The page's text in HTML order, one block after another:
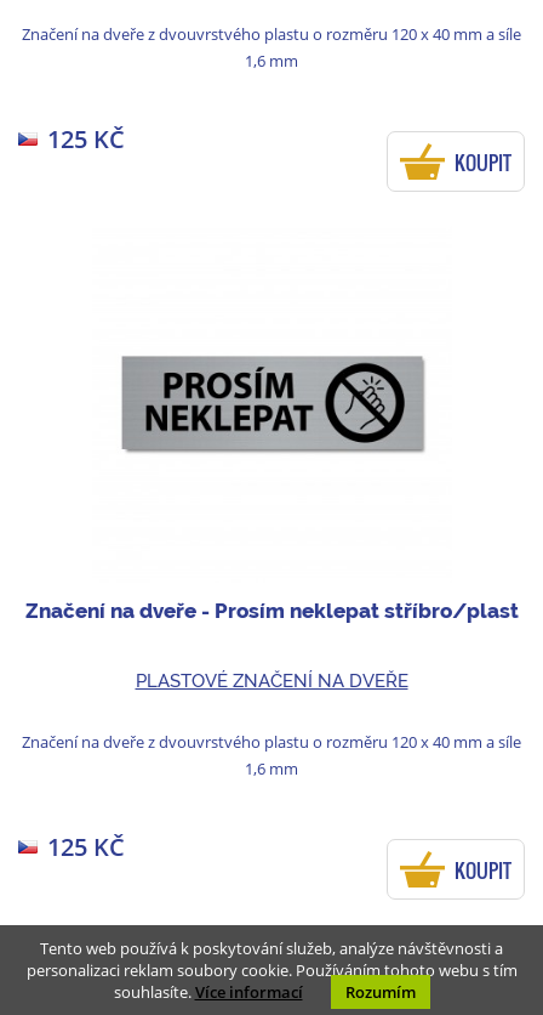
Značení na dveře z dvouvrstvého plastu o rozměru 120 x 40 mm a síle
1,6 mm
125 KČ
KOUPIT
Značení na dveře - Prosím neklepat stříbro/plast
PLASTOVÉ ZNAČENÍ NA DVEŘE
Značení na dveře z dvouvrstvého plastu o rozměru 120 x 40 mm a síle
1,6 mm
125 KČ
KOUPIT
Tento web používá k poskytování služeb, analýze návštěvnosti a
personalizaci reklam soubory cookie. Používáním tohoto webu s tím
souhlasíte.Více informací Rozumím